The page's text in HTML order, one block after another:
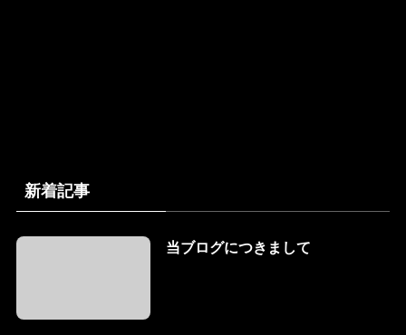
新着記事
当ブログにつきまして